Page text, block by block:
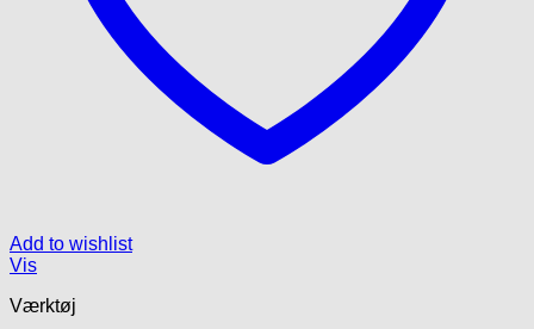
Add to wishlist
Vis
Værktøj